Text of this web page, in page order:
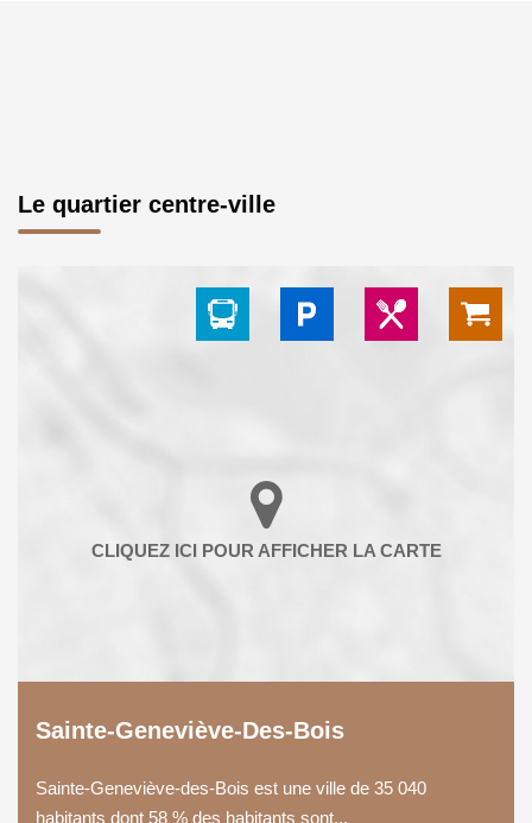
Le quartier centre-ville
Sainte-Geneviève-Des-Bois
Sainte-Geneviève-des-Bois est une ville de 35 040
habitants dont 58 % des habitants sont...